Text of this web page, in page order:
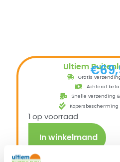
Ultiem€
Gratis
Achteraf
Snelle verzending
1 op voorraad
In winkelmand